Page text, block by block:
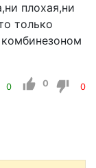
плохая,ни
только
0 0 0